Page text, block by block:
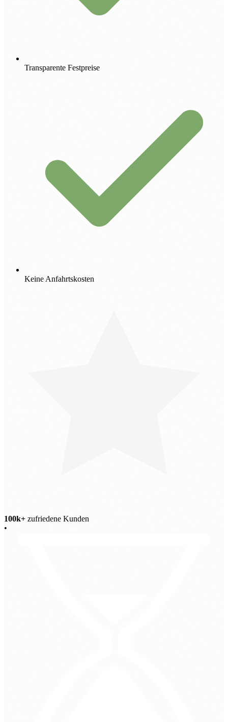
Transparente Festpreise
Keine Anfahrtskosten
100k+ zufriedene Kunden
•